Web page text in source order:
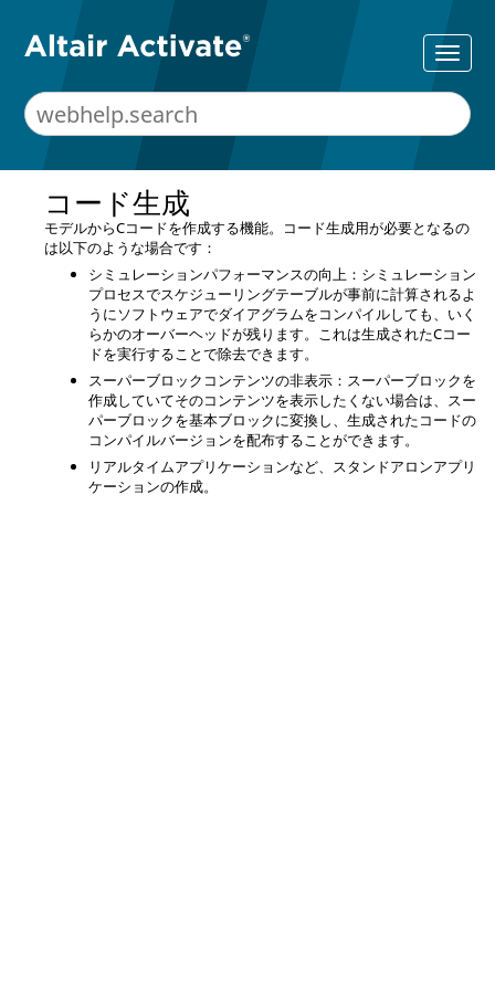
コード生成
モデルからCコードを作成する機能。コード生成用が必要となるの
は以下のような場合です：
シミュレーションパフォーマンスの向上：シミュレーション
プロセスでスケジューリングテーブルが事前に計算されるよ
うにソフトウェアでダイアグラムをコンパイルしても、いく
らかのオーバーヘッドが残ります。これは生成されたCコー
ドを実行することで除去できます。
スーパーブロックコンテンツの非表示：スーパーブロックを
作成していてそのコンテンツを表示したくない場合は、スー
パーブロックを基本ブロックに変換し、生成されたコードの
コンパイルバージョンを配布することができます。
リアルタイムアプリケーションなど、スタンドアロンアプリ
ケーションの作成。